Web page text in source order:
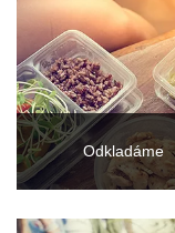
Odkladáme